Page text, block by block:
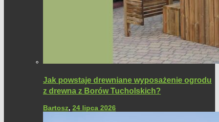
Jak powstaje drewniane wyposażenie ogrodu
z drewna z Borów Tucholskich?
Bartosz, 24 lipca 2026